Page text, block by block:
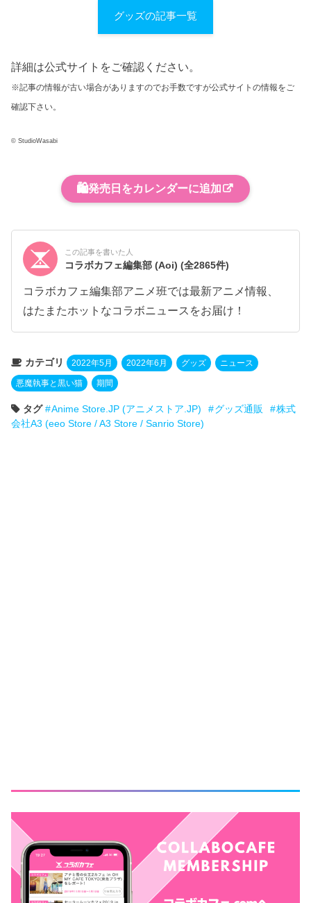
グッズの記事一覧
詳細は公式サイトをご確認ください。
※記事の情報が古い場合がありますのでお手数ですが公式サイトの情報をご
確認下さい。
© StudioWasabi
🛍️発売日をカレンダーに追加
この記事を書いた人
コラボカフェ編集部 (Aoi)(全2865件)
コラボカフェ編集部アニメ班では最新アニメ情報、
はたまたホットなコラボニュースをお届け！
カテゴリ 2022年5月 2022年6月 グッズ ニュース
悪魔執事と黒い猫 期間
タグ Anime Store.JP (アニメストア.JP) グッズ通販
株式
会社A3 (eeo Store / A3 Store / Sanrio Store)